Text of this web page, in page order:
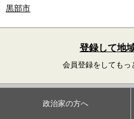
黒部市
登録して地
会員登録をしてもっ
政治家の方へ